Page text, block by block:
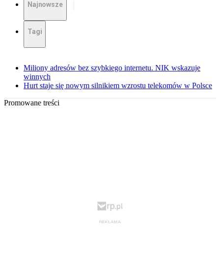
Najnowsze
Tagi
Miliony adresów bez szybkiego internetu. NIK wskazuje
winnych
Hurt staje się nowym silnikiem wzrostu telekomów w Polsce
Promowane treści